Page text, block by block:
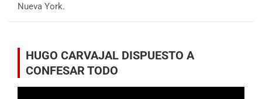
Nueva York.
HUGO CARVAJAL DISPUESTO A
CONFESAR TODO